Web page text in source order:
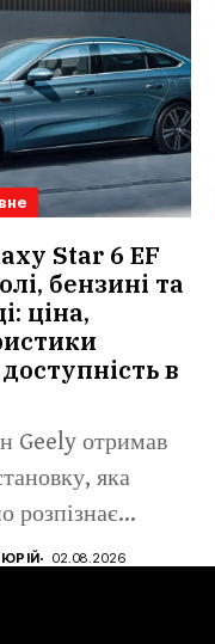
Star 6 EF
бензині та
ціна,
в
Geely отримав
яка
розпізнає
та...
02.08.2026